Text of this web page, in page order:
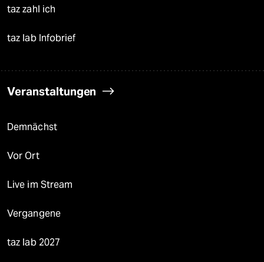
taz zahl ich
taz lab Infobrief
Veranstaltungen
Demnächst
Vor Ort
Live im Stream
Vergangene
taz lab 2027